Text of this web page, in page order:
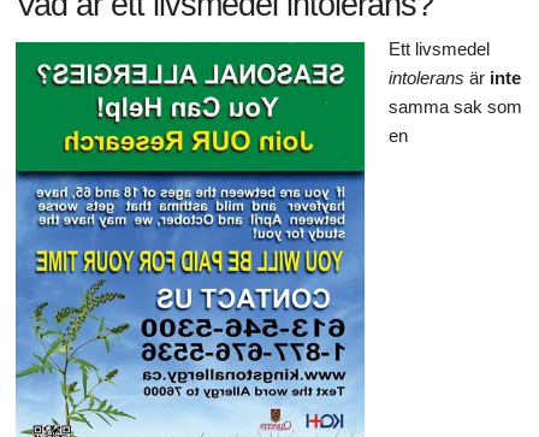
Ett livsmedel
intolerans är inte
samma sak som
en